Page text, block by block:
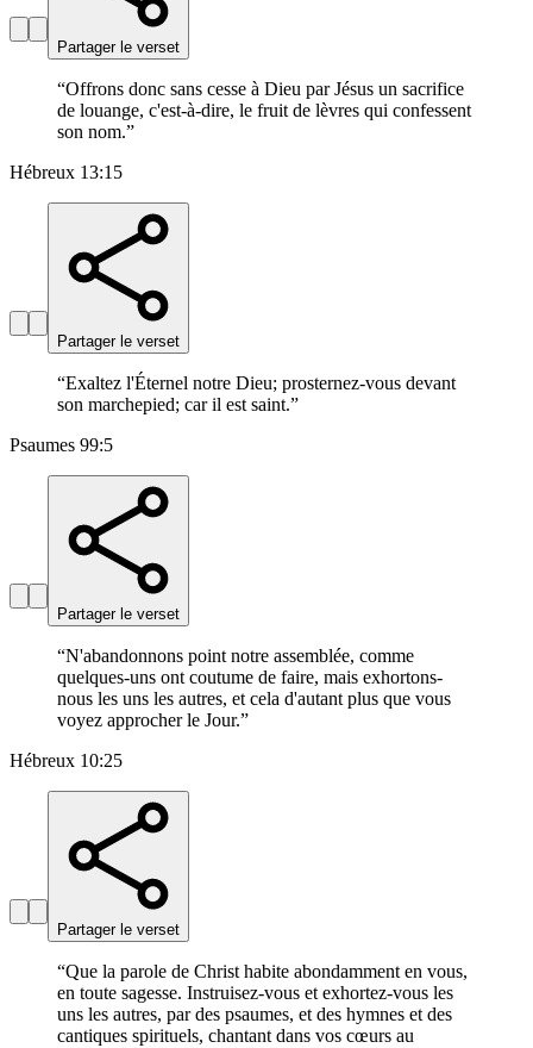
Partager le verset
“Offrons donc sans cesse à Dieu par Jésus un sacrifice
de louange, c'est-à-dire, le fruit de lèvres qui confessent
son nom.”
Hébreux 13:15
Partager le verset
“Exaltez l'Éternel notre Dieu; prosternez-vous devant
son marchepied; car il est saint.”
Psaumes 99:5
Partager le verset
“N'abandonnons point notre assemblée, comme
quelques-uns ont coutume de faire, mais exhortons-
nous les uns les autres, et cela d'autant plus que vous
voyez approcher le Jour.”
Hébreux 10:25
Partager le verset
“Que la parole de Christ habite abondamment en vous,
en toute sagesse. Instruisez-vous et exhortez-vous les
uns les autres, par des psaumes, et des hymnes et des
cantiques spirituels, chantant dans vos cœurs au